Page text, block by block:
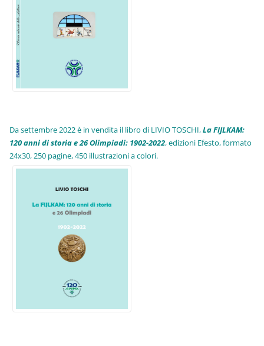
Da settembre 2022 è in vendita il libro di LIVIO TOSCHI,La FIJLKAM:
120 anni di storia e 26 Olimpiadi: 1902-2022, edizioni Efesto, formato
24x30, 250 pagine, 450 illustrazioni a colori.